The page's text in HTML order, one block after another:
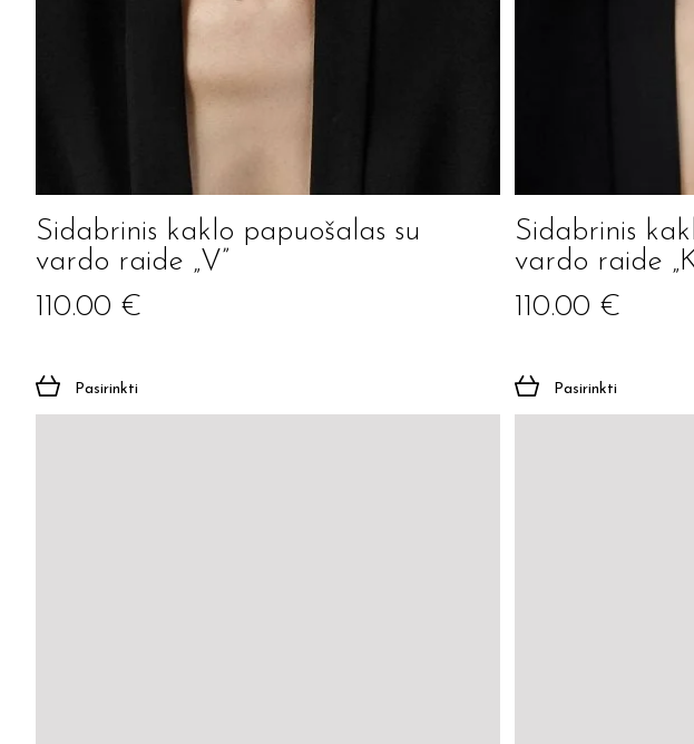
Sidabrinis kaklo papuošalas su
vardo raide „V”
110.00 €
Pasirinkti
Sidabrinis
vardo raide
110.00 €
Pasirinkti
Jūsų el.